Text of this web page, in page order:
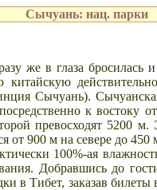
Сычуань: нац. парки
же в глаза бросилась
Сычуань).
к востоку
превосходят 5200 м.
от 900 м на севере до 450
100%-ая
Добравшись до
Тибет, заказав билеты